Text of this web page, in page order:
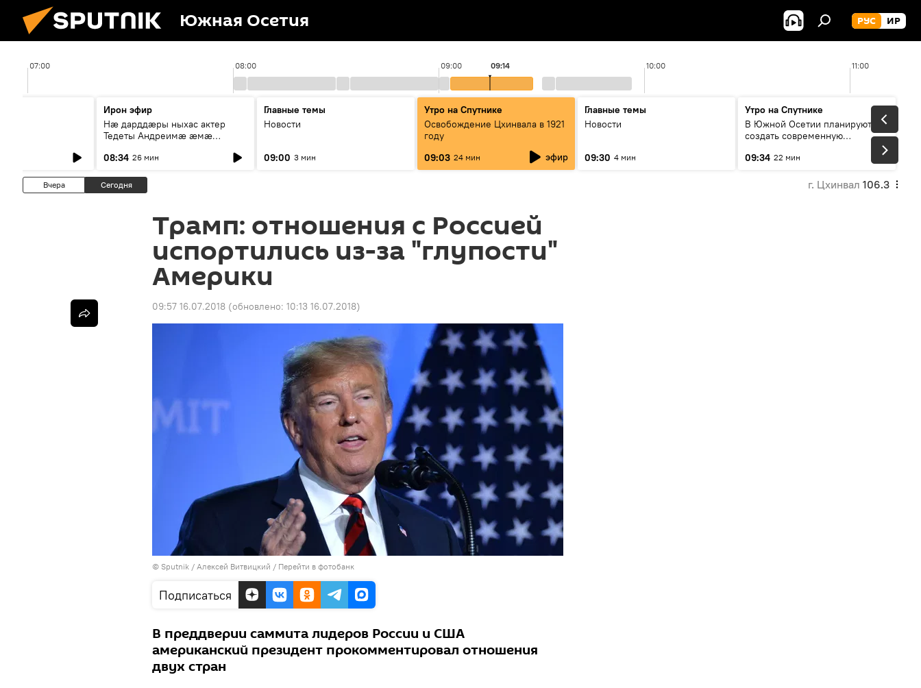
Южная Осетия РУС ИР
07:00 08:00 09:00 10:00 11:00
09:14
Ирон эфир
Нæ дарддæры ныхас актер
Тедеты Андреимæ æмæ
хæст цыди"
08:34 26 мин
Главные темы
Новости
09:00 3 мин
Утро на Спутнике
Освобождение Цхинвала в 1921
году
09:03 24 мин эфир
Главные темы
Новости
09:30 4 мин
Утро на Спутнике
В Южной Осетии планируют
создать современную
09:34 22 мин
Вчера Сегодня г. Цхинвал 106.3
Трамп: отношения с Россией
испортились из-за "глупости"
Америки
09:57 16.07.2018 (обновлено: 10:13 16.07.2018)
© Sputnik / Алексей Витвицкий / Перейти в фотобанк
Подписаться
В преддверии саммита лидеров России и США
американский президент прокомментировал отношения
двух стран